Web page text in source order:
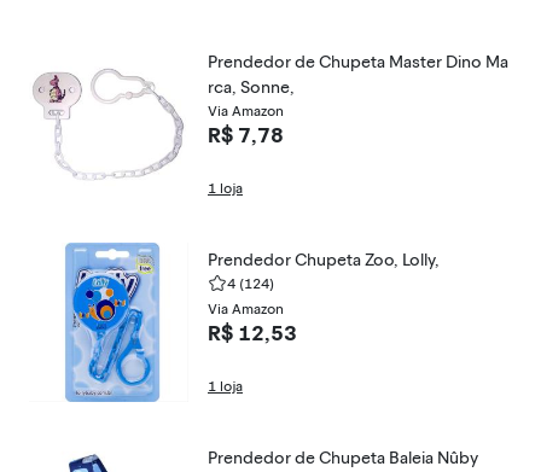
Prendedor de Chupeta Master Dino Ma
rca, Sonne,
Via Amazon
R$ 7,78
1 loja
Prendedor Chupeta Zoo, Lolly,
4 (124)
Via Amazon
R$ 12,53
1 loja
Prendedor de Chupeta Baleia Nûby